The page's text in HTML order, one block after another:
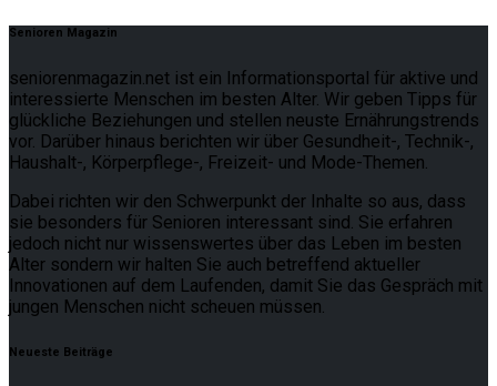
Senioren Magazin
seniorenmagazin.net ist ein Informationsportal für aktive und
interessierte Menschen im besten Alter. Wir geben Tipps für
glückliche Beziehungen und stellen neuste Ernährungstrends
vor. Darüber hinaus berichten wir über Gesundheit-, Technik-,
Haushalt-, Körperpflege-, Freizeit- und Mode-Themen.
Dabei richten wir den Schwerpunkt der Inhalte so aus, dass
sie besonders für Senioren interessant sind. Sie erfahren
jedoch nicht nur wissenswertes über das Leben im besten
Alter sondern wir halten Sie auch betreffend aktueller
Innovationen auf dem Laufenden, damit Sie das Gespräch mit
jungen Menschen nicht scheuen müssen.
Neueste Beiträge